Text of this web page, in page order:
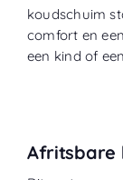
koudschuim
comfort en
een kind of
Afritsbare